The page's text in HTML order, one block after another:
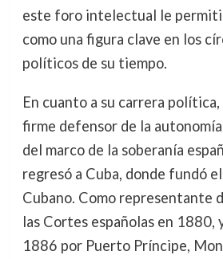
este foro intelectual le
como una figura clave en los
políticos de su tiempo.
En cuanto a su carrera
firme defensor de la
del marco de la soberanía
regresó a Cuba, donde fundó
Cubano. Como representante
las Cortes españolas en 1880,
1886 por Puerto Príncipe,